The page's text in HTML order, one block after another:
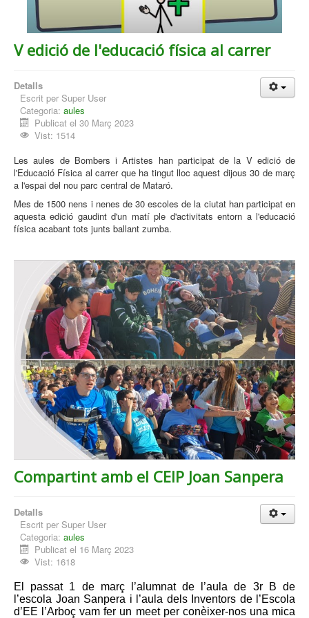
V edició de l'educació física al carrer
Detalls
Escrit per Super User
Categoria: aules
Publicat el 30 Març 2023
Vist: 1514
Les aules de Bombers i Artistes han participat de la V edició de
l'Educació Física al carrer que ha tingut lloc aquest dijous 30 de març
a l'espai del nou parc central de Mataró.
Mes de 1500 nens i nenes de 30 escoles de la ciutat han participat en
aquesta edició gaudint d'un matí ple d'activitats entorn a l'educació
física acabant tots junts ballant zumba.
Compartint amb el CEIP Joan Sanpera
Detalls
Escrit per Super User
Categoria: aules
Publicat el 16 Març 2023
Vist: 1618
El passat 1 de març l’alumnat de l’aula de 3r B de
l’escola Joan Sanpera i l’aula dels Inventors de l’Escola
d’EE l’Arboç vam fer un meet per conèixer-nos una mica